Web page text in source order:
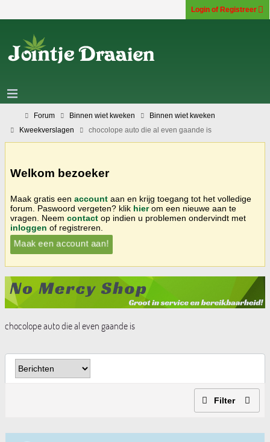
Login of Registreer
Forum Binnen wiet kweken
Binnen wiet kweken
Kweekverslagen
chocolope auto die al even gaande is
Welkom bezoeker
Maak gratis een account aan en krijg toegang tot het volledige
forum. Paswoord vergeten? klik hierom een nieuwe aan te
vragen. Neem contact op indien u problemen ondervindt met
inloggen of registreren.
Maak een account aan!
chocolope auto die al even gaande is
Filter